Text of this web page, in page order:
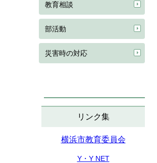
教育相談
部活動
災害時の対応
リンク集
横浜市教育委員会
Y・Y NET